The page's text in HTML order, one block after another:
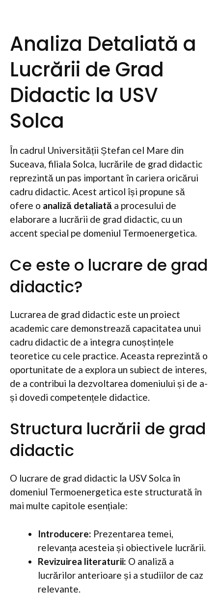
Analiza Detaliată a
Lucrării de Grad
Didactic la USV
Solca
În cadrul Universității Ștefan cel Mare din
Suceava, filiala Solca, lucrările de grad didactic
reprezintă un pas important în cariera oricărui
cadru didactic. Acest articol își propune să
ofere o analiză detaliată a procesului de
elaborare a lucrării de grad didactic, cu un
accent special pe domeniul Termoenergetica.
Ce este o lucrare de grad
didactic?
Lucrarea de grad didactic este un proiect
academic care demonstrează capacitatea unui
cadru didactic de a integra cunoștințele
teoretice cu cele practice. Aceasta reprezintă o
oportunitate de a explora un subiect de interes,
de a contribui la dezvoltarea domeniului și de a-
și dovedi competențele didactice.
Structura lucrării de grad
didactic
O lucrare de grad didactic la USV Solca în
domeniul Termoenergetica este structurată în
mai multe capitole esențiale:
Introducere: Prezentarea temei,
relevanța acesteia și obiectivele lucrării.
Revizuirea literaturii: O analiză a
lucrărilor anterioare și a studiilor de caz
relevante.